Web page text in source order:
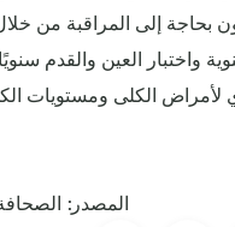
بحاجة إلى المراقبة من
واختبار العين والقدم
المصدر: